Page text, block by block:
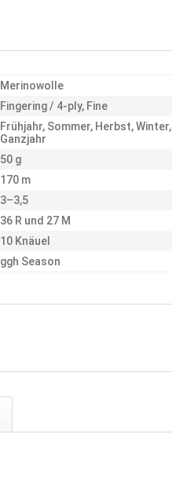
Merinowolle
Fingering / 4-ply, Fine
Frühjahr, Sommer, Herbst, Winter,
Ganzjahr
50 g
170 m
3–3,5
36 R und 27 M
10 Knäuel
ggh Season